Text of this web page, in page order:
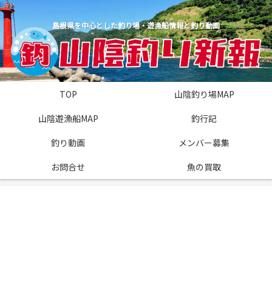
島根県を中心とした釣り場・遊漁船情報と釣り動画
TOP
山陰釣り場MAP
山陰遊漁船MAP
釣行記
釣り動画
メンバー募集
お問合せ
魚の買取